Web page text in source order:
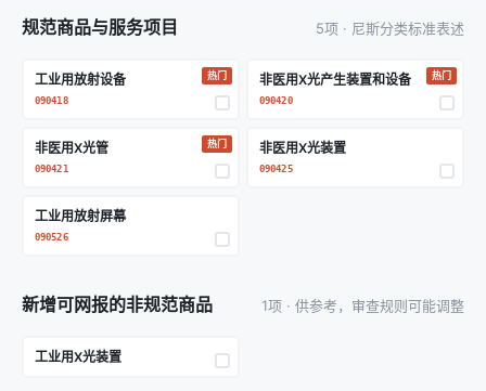
规范商品与服务项目 5项 · 尼斯分类标准表述
工业用放射设备
090418
热门 非医用X光产生装置和设备
090420
热门
非医用X光管
090421
热门 非医用X光装置
090425
工业用放射屏幕
090526
新增可网报的非规范商品 1项 · 供参考，审查规则可能调整
工业用X光装置